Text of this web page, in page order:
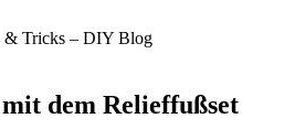
& Tricks – DIY Blog
dem Relieffußset